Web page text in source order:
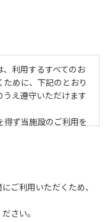
利用するすべてのお
めに、下記のとおり
え遵守いただけます
得ず当施設のご利用を
】
はご遠慮ください。
さい。
す。
ご利用いただくため、
さい。